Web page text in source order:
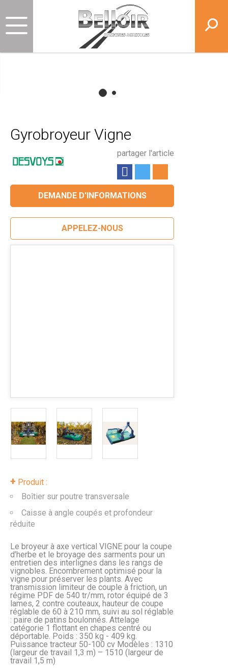
Gyrobroyeur Vigne
+ Produit :
Boîtier sur poutre transversale
Caisse à angle coupés et profondeur
réduite
partager l'article
Le broyeur à axe vertical VIGNE pour la coupe
d’herbe et le broyage des sarments pour un
entretien des interlignes dans les rangs de
vignobles. Encombrement optimisé pour la
vigne pour préserver les plants. Avec
transmission limiteur de couple à friction, un
régime PDF de 540 tr/mm, rotor équipé de 3
lames, 2 contre couteaux, hauteur de coupe
réglable de 60 à 210 mm, suivi au sol réglable
: paire de patins boulonnés. Attelage
catégorie 1 flottant en chapes centré ou
déportable. Poids : 350 kg - 409 kg.
Puissance tracteur 50-100 cv Modèles : 1310
(largeur de travail 1,3 m) – 1510 (largeur de
travail 1,5 m)
DEMANDE D'INFORMATIONS
APPELEZ-NOUS